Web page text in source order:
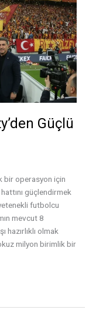
Güçlü
bir operasyon için
hattını güçlendirmek
futbolcu
mevcut 8
hazırlıklı olmak
milyon birimlik bir